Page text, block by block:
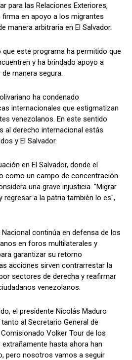
para las Relaciones Exteriores,
firma en apoyo a los migrantes
manera arbitraria en El Salvador.
este programa ha permitido que
y ha brindado apoyo a
manera segura.
ha condenado
internacionales que estigmatizan
venezolanos. En este sentido
al derecho internacional estás
y El Salvador.
en El Salvador, donde el
como un campo de concentración
una grave injusticia. "Migrar
regresar a la patria también lo es",
continúa en defensa de los
en foros multilaterales y
garantizar su retorno
acciones sirven contrarrestar la
sectores de derecha y reafirmar
venezolanos.
el presidente Nicolás Maduro
al Secretario General de
Volker Tour de los
hasta ahora han
pero nosotros vamos a seguir